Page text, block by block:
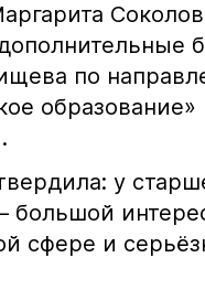
по
у
большой
сфере и